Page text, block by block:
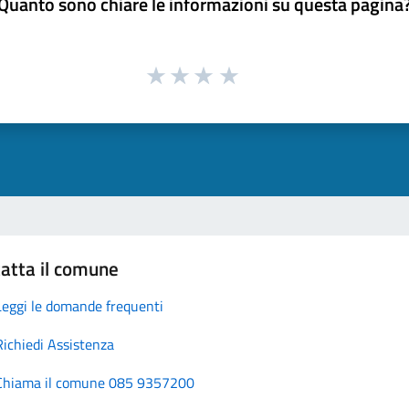
il comune
le domande frequenti
Assistenza
il comune 085 9357200